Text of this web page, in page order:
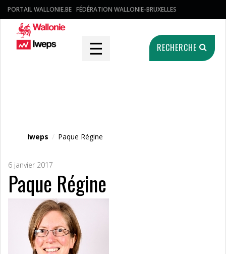
PORTAIL WALLONIE.BE FÉDÉRATION WALLONIE-BRUXELLES
☰ RECHERCHE
Iweps / Paque Régine
6 janvier 2017
Paque Régine